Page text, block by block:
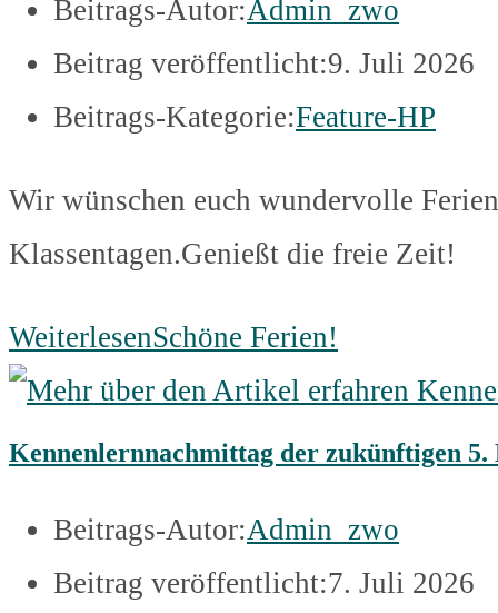
Beitrags-Autor:Admin_zwo
Beitrag veröffentlicht:9. Juli 2026
Beitrags-Kategorie:Feature-HP
Wir wünschen euch wundervolle
Klassentagen.Genießt die freie Zeit!
WeiterlesenSchöne Ferien!
Kennenlernnachmittag der zukünftigen 5.
Beitrags-Autor:Admin_zwo
Beitrag veröffentlicht:7. Juli 2026